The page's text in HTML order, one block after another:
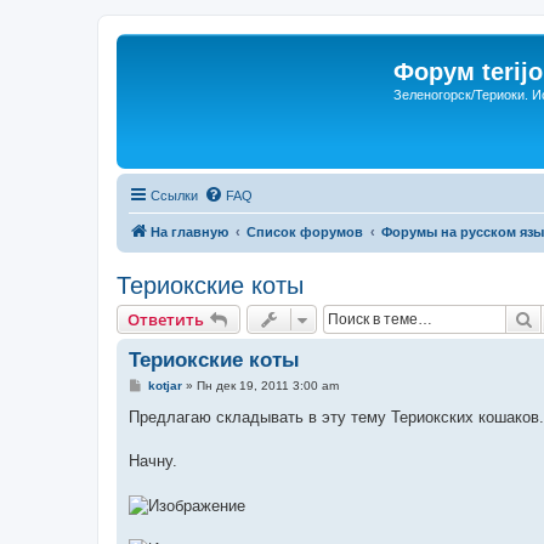
Форум
Зеленогорск/Териоки.
Ссылки FAQ
На главную Список форумов Форумы на русском
Териокские коты
Ответить
Териокские коты
С
о
е
е
kotjar» Пн дек 19, 2011 3:00 am
Предлагаю складывать в эту тему Териокских кошаков.
Начну.